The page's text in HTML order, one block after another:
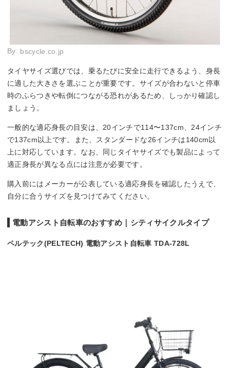
By: bscycle.co.jp
タイヤサイズ選びでは、乗るたびに安全に走行できるよう、身長
に適した大きさを選ぶことが重要です。サイズが合わないと停車
時のふらつきや転倒につながる恐れがあるため、しっかり確認し
ましょう。
一般的な適応身長の目安は、20インチで114〜137cm、24インチ
で137cm以上です。また、スタンダードな26インチは140cm以
上に対応しています。なお、同じタイヤサイズでも製品によって
適正身長が異なる点には注意が必要です。
購入前にはメーカーが公表している適応身長を確認したうえで、
自分に合うサイズを見つけてみてください。
電動アシスト自転車のおすすめ｜シティサイクルタイプ
ペルテック(PELTECH) 電動アシスト自転車 TDA-728L